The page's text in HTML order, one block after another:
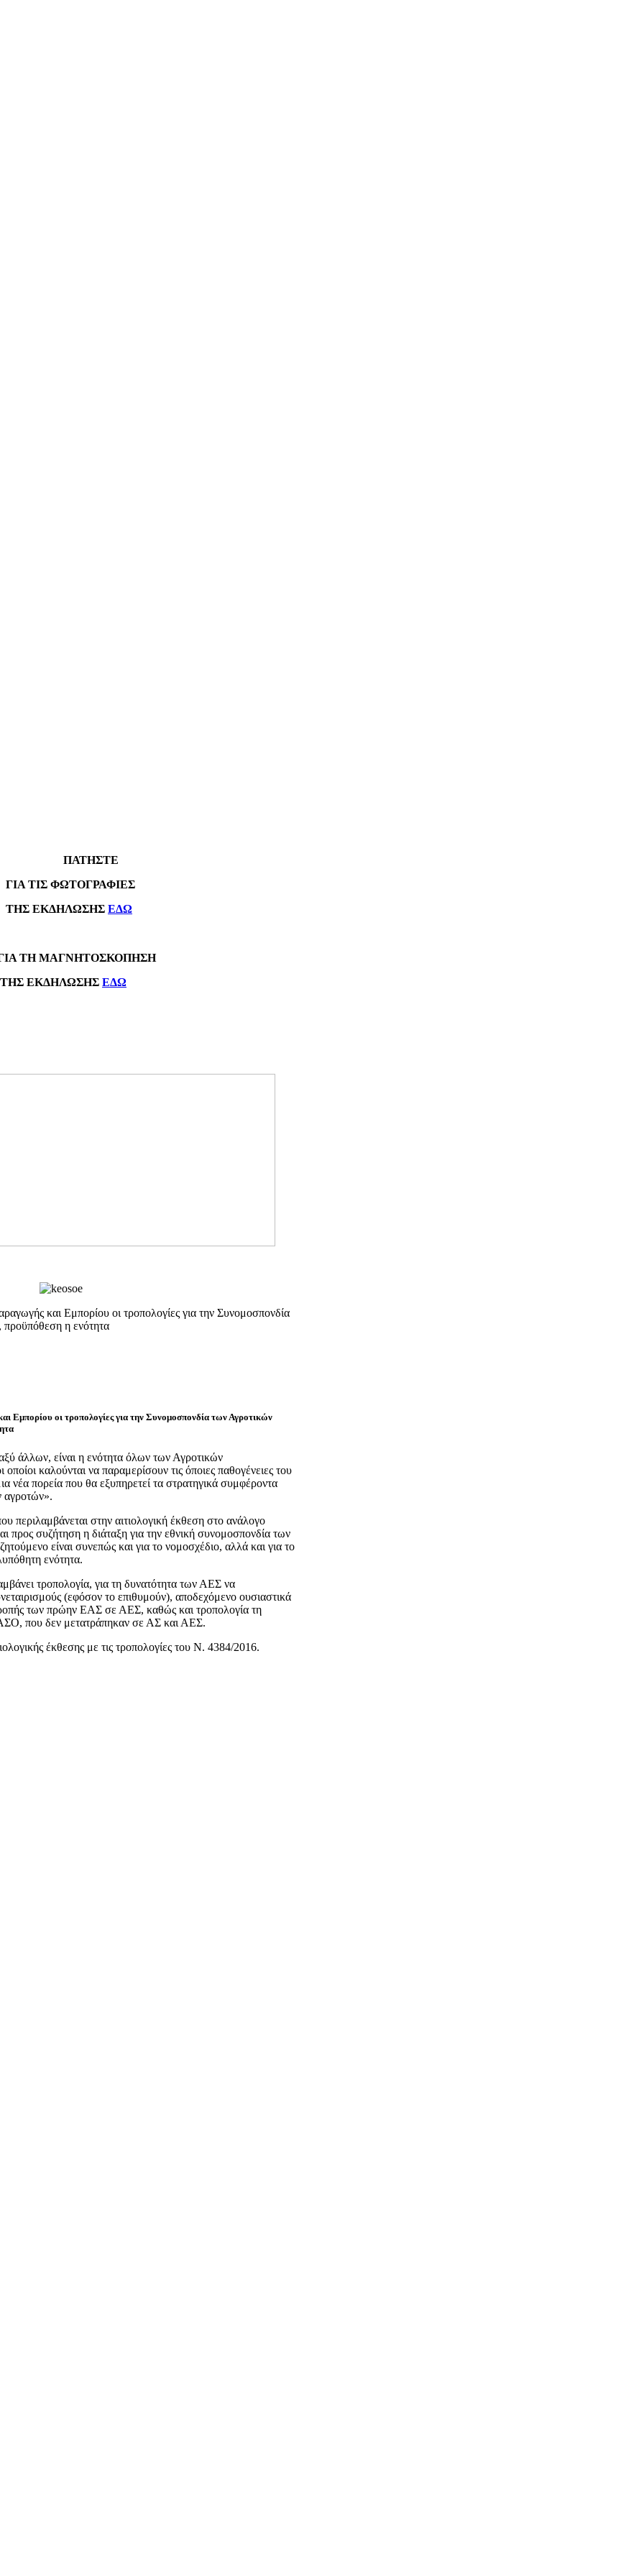
ΠΑΤΗΣΤΕ
ΤΙΣ ΦΩΤΟΓΡΑΦΙΕΣ
ΕΚΔΗΛΩΣΗΣ ΕΔΩ
ΤΗ ΜΑΓΝΗΤΟΣΚΟΠΗΣΗ
ΕΚΔΗΛΩΣΗΣ ΕΔΩ
και Εμπορίου οι τροπολογίες για την Συνομοσπονδία
προϋπόθεση η ενότητα
Εμπορίου οι τροπολογίες για την Συνομοσπονδία των Αγροτικών
άλλων, είναι η ενότητα όλων των Αγροτικών
καλούνται να παραμερίσουν τις όποιες παθογένειες του
νέα πορεία που θα εξυπηρετεί τα στρατηγικά συμφέροντα
αγροτών».
περιλαμβάνεται στην αιτιολογική έκθεση στο ανάλογο
προς συζήτηση η διάταξη για την εθνική συνομοσπονδία των
είναι συνεπώς και για το νομοσχέδιο, αλλά και για το
ενότητα.
τροπολογία, για τη δυνατότητα των ΑΕΣ να
(εφόσον το επιθυμούν), αποδεχόμενο ουσιαστικά
των πρώην ΕΑΣ σε ΑΕΣ, καθώς και τροπολογία τη
που δεν μετατράπηκαν σε ΑΣ και ΑΕΣ.
έκθεσης με τις τροπολογίες του Ν. 4384/2016.